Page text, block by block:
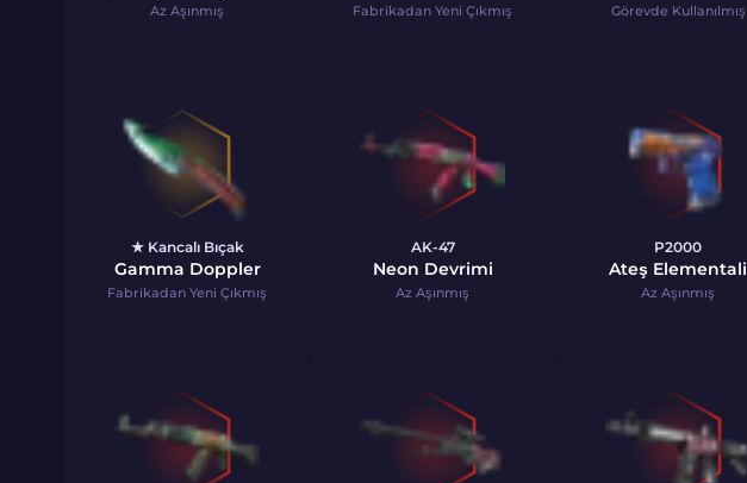
Az Aşınmış Fabrikadan Yeni Çıkmış Görevde Kullanılmış
★ Kancalı Bıçak
Gamma Doppler
Fabrikadan Yeni Çıkmış
AK-47
Neon Devrimi
Az Aşınmış
P2000
Ateş Elementali
Az Aşınmış